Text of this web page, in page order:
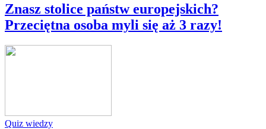
Znasz stolice państw europejskich?
Przeciętna osoba myli się aż 3 razy!
Quiz wiedzy